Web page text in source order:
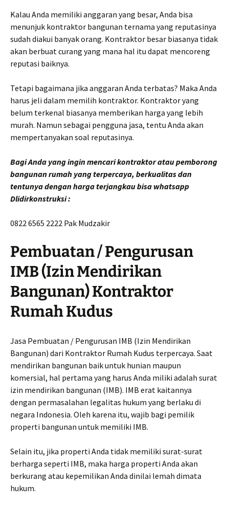
Kalau Anda memiliki anggaran yang besar, Anda bisa
menunjuk kontraktor bangunan ternama yang reputasinya
sudah diakui banyak orang. Kontraktor besar biasanya tidak
akan berbuat curang yang mana hal itu dapat mencoreng
reputasi baiknya.
Tetapi bagaimana jika anggaran Anda terbatas? Maka Anda
harus jeli dalam memilih kontraktor. Kontraktor yang
belum terkenal biasanya memberikan harga yang lebih
murah. Namun sebagai pengguna jasa, tentu Anda akan
mempertanyakan soal reputasinya.
Bagi Anda yang ingin mencari kontraktor atau pemborong
bangunan rumah yang terpercaya, berkualitas dan
tentunya dengan harga terjangkau bisa whatsapp
Dlidirkonstruksi :
0822 6565 2222 Pak Mudzakir
Pembuatan / Pengurusan
IMB (Izin Mendirikan
Bangunan) Kontraktor
Rumah Kudus
Jasa Pembuatan / Pengurusan IMB (Izin Mendirikan
Bangunan) dari Kontraktor Rumah Kudus terpercaya. Saat
mendirikan bangunan baik untuk hunian maupun
komersial, hal pertama yang harus Anda miliki adalah surat
izin mendirikan bangunan (IMB). IMB erat kaitannya
dengan permasalahan legalitas hukum yang berlaku di
negara Indonesia. Oleh karena itu, wajib bagi pemilik
properti bangunan untuk memiliki IMB.
Selain itu, jika properti Anda tidak memiliki surat-surat
berharga seperti IMB, maka harga properti Anda akan
berkurang atau kepemilikan Anda dinilai lemah dimata
hukum.